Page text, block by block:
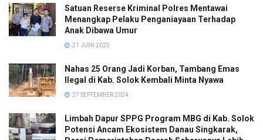
Satuan Reserse Kriminal Polres Mentawai
Menangkap Pelaku Penganiayaan Terhadap
Anak Dibawa Umur
21 JUNI 2025
Nahas 25 Orang Jadi Korban, Tambang Emas
Ilegal di Kab. Solok Kembali Minta Nyawa
27 SEPTEMBER 2024
Limbah Dapur SPPG Program MBG di Kab. Solok
Potensi Ancam Ekosistem Danau Singkarak,